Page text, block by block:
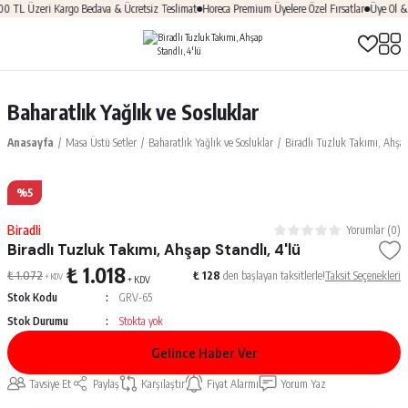
Kargo Bedava & Ücretsiz Teslimat Horeca Premium Üyelere Özel Fırsatlar Üye Ol &
Baharatlık Yağlık ve Sosluklar
Anasayfa Masa Üstü Setler Baharatlık Yağlık ve Sosluklar Biradlı Tuzluk Takımı,
%5
Biradli Yorumlar (0)
Biradlı Tuzluk Takımı, Ahşap Standlı, 4'lü
₺ 1.072 + KDV ₺ 1.018+ KDV ₺ 128 den başlayan taksitlerle!Taksit Seçenekleri
Stok Kodu
GRV-65
Stok Durumu
Stokta yok
Gelince Haber Ver
Tavsiye Et Paylaş Karşılaştır Fiyat Alarmı Yorum Yaz